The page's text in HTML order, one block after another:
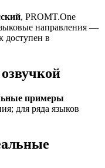
, PROMT.One
направления —
доступен в
примеры
для ряда языков